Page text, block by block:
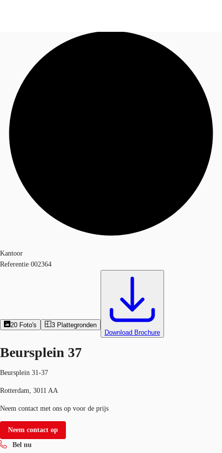
Nieuws & onderzoek
Favorieten
Bel nu
Kantoor
Referentie 002364
20 Foto's 3 Plattegronden
Download Brochure
Beursplein 37
Beursplein 31-37
Rotterdam, 3011 AA
Neem contact met ons op voor de prijs
Neem contact op
Bel nu